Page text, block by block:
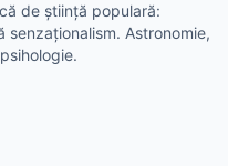
de știință populară:
Astronomie,